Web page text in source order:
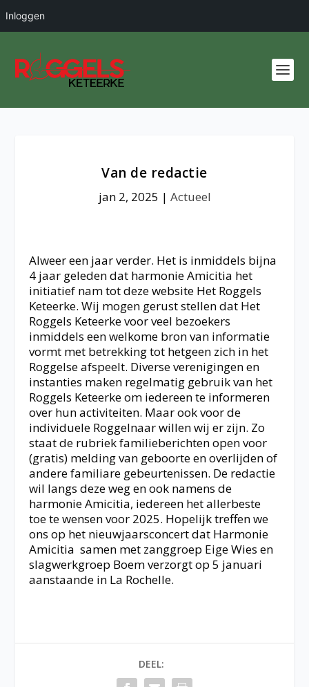
Inloggen
Van de redactie
jan 2, 2025 | Actueel
Alweer een jaar verder. Het is inmiddels bijna
4 jaar geleden dat harmonie Amicitia het
initiatief nam tot deze website Het Roggels
Keteerke. Wij mogen gerust stellen dat Het
Roggels Keteerke voor veel bezoekers
inmiddels een welkome bron van informatie
vormt met betrekking tot hetgeen zich in het
Roggelse afspeelt. Diverse verenigingen en
instanties maken regelmatig gebruik van het
Roggels Keteerke om iedereen te informeren
over hun activiteiten. Maar ook voor de
individuele Roggelnaar willen wij er zijn. Zo
staat de rubriek familieberichten open voor
(gratis) melding van geboorte en overlijden of
andere familiare gebeurtenissen. De redactie
wil langs deze weg en ook namens de
harmonie Amicitia, iedereen het allerbeste
toe te wensen voor 2025. Hopelijk treffen we
ons op het nieuwjaarsconcert dat Harmonie
Amicitia samen met zanggroep Eige Wies en
slagwerkgroep Boem verzorgt op 5 januari
aanstaande in La Rochelle.
DEEL: